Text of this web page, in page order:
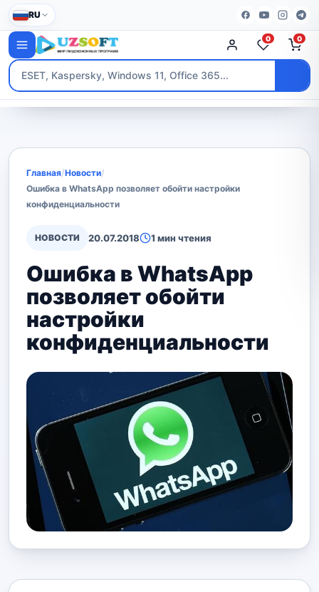
RU
0 0
Главная/Новости/
Ошибка в WhatsApp позволяет обойти настройки
конфиденциальности
НОВОСТИ 20.07.2018 1 мин чтения
Ошибка в WhatsApp
позволяет обойти
настройки
конфиденциальности